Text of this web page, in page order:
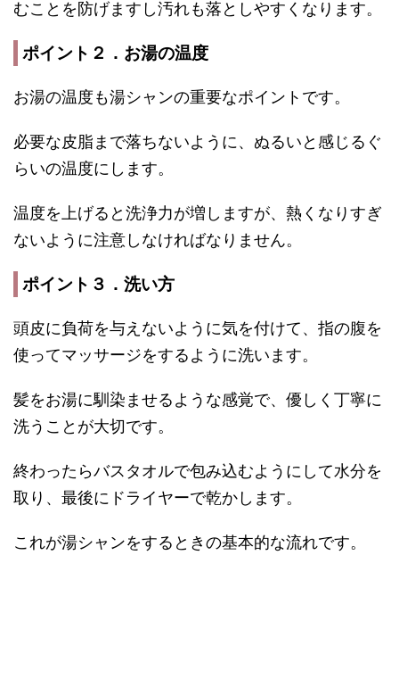
むことを防げますし汚れも落としやすくなります。
ポイント２．お湯の温度
お湯の温度も湯シャンの重要なポイントです。
必要な皮脂まで落ちないように、ぬるいと感じるぐ
らいの温度にします。
温度を上げると洗浄力が増しますが、熱くなりすぎ
ないように注意しなければなりません。
ポイント３．洗い方
頭皮に負荷を与えないように気を付けて、指の腹を
使ってマッサージをするように洗います。
髪をお湯に馴染ませるような感覚で、優しく丁寧に
洗うことが大切です。
終わったらバスタオルで包み込むようにして水分を
取り、最後にドライヤーで乾かします。
これが湯シャンをするときの基本的な流れです。